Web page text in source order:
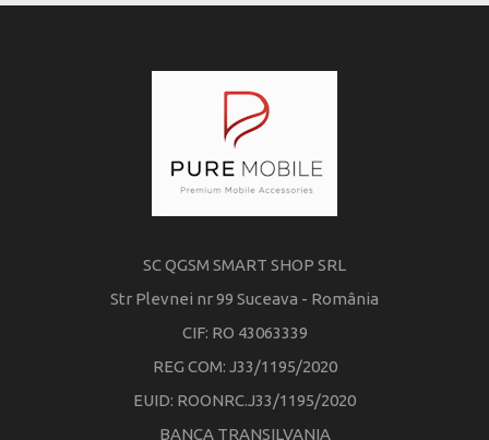
SC QGSM SMART SHOP SRL
Str Plevnei nr 99 Suceava - România
CIF: RO 43063339
REG COM: J33/1195/2020
EUID: ROONRC.J33/1195/2020
BANCA TRANSILVANIA